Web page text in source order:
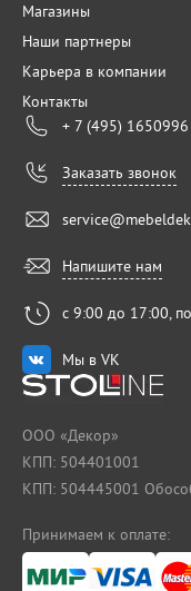
Магазины
Наши партнеры
Карьера в компании
Контакты
+ 7 (495) 1650996
Заказать звонок
Напишите нам
с 9:00 до 17:00,
Мы в VK
ООО «Декор»
КПП: 504401001
КПП: 504445001
Принимаем к оплате: